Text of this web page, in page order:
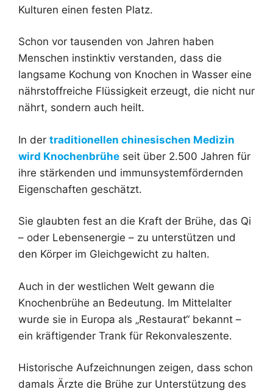
Kulturen einen festen Platz.
Schon vor tausenden von Jahren haben
Menschen instinktiv verstanden, dass die
langsame Kochung von Knochen in Wasser eine
nährstoffreiche Flüssigkeit erzeugt, die nicht nur
nährt, sondern auch heilt.
In der traditionellen chinesischen Medizin
wird Knochenbrühe seit über 2.500 Jahren für
ihre stärkenden und immunsystemfördernden
Eigenschaften geschätzt.
Sie glaubten fest an die Kraft der Brühe, das Qi
– oder Lebensenergie – zu unterstützen und
den Körper im Gleichgewicht zu halten.
Auch in der westlichen Welt gewann die
Knochenbrühe an Bedeutung. Im Mittelalter
wurde sie in Europa als „Restaurat“ bekannt –
ein kräftigender Trank für Rekonvaleszente.
Historische Aufzeichnungen zeigen, dass schon
damals Ärzte die Brühe zur Unterstützung des